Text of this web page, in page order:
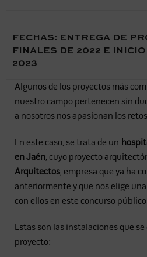
FECHAS: ENTREGA DE
FINALES DE 2022 E INICIO
2023
Algunos de los proyectos más
nuestro campo pertenecen sin
a nosotros nos apasionan los
En este caso, se trata de un
en Jaén, cuyo proyecto
Arquitectos, empresa que ya ha
anteriormente y que nos elige
con ellos en este concurso
Estas son las instalaciones que se
proyecto: